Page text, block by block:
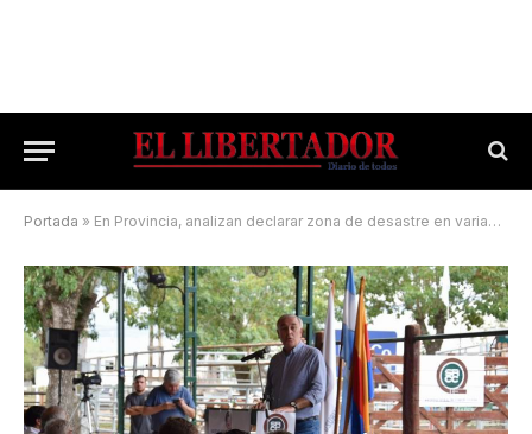
Portada » En Provincia, analizan declarar zona de desastre en varias localidades